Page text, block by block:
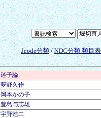
Jcode分類/NDC分類 類目
迷子論
夢野久作
岡本かの子
豊島与志雄
宇野浩二